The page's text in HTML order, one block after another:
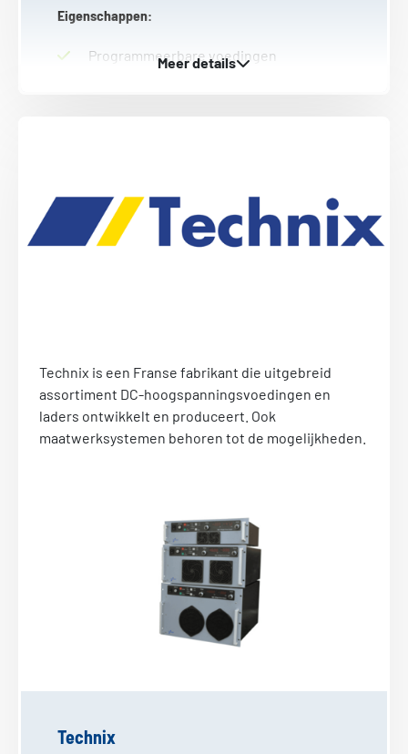
Eigenschappen:
Programmeerbare voedingen
Het vermogen varieert van 750W tot 15kW.
Deze DC-voeding is ideaal voor toepassingen
Stuur ons een e-mail
Technix is een Franse fabrikant die uitgebreid
assortiment DC-hoogspanningsvoedingen en
laders ontwikkelt en produceert. Ook
maatwerksystemen behoren tot de mogelijkheden.
Technix